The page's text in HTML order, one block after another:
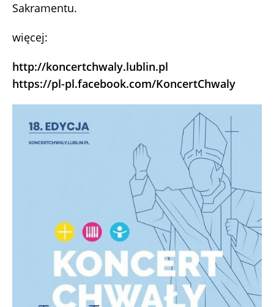
Sakramentu.
więcej:
http://koncertchwaly.lublin.pl
https://pl-pl.facebook.com/KoncertChwaly